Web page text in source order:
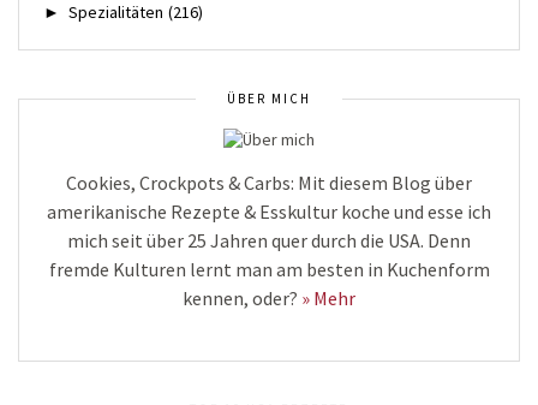
► Spezialitäten (216)
ÜBER MICH
Cookies, Crockpots & Carbs: Mit diesem Blog über
amerikanische Rezepte & Esskultur koche und esse ich
mich seit über 25 Jahren quer durch die USA. Denn
fremde Kulturen lernt man am besten in Kuchenform
kennen, oder? » Mehr